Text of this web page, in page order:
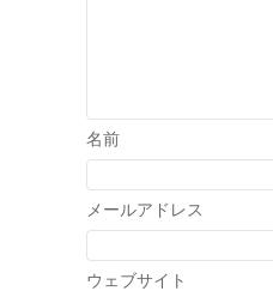
名前
メールアドレス
ウェブサイト